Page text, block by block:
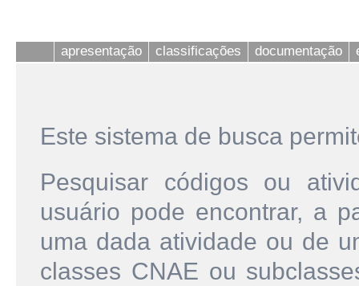
apresentação classificações documentação
Este sistema de busca
Pesquisar códigos ou
usuário pode encontrar, a
uma dada atividade ou de
classes CNAE ou